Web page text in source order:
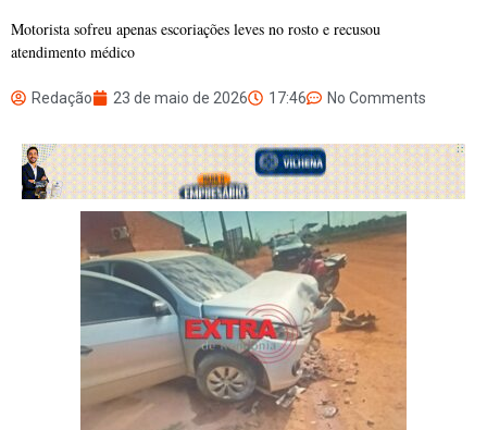
Motorista sofreu apenas escoriações leves no rosto e recusou
atendimento médico
Redação 23 de maio de 2026 17:46 No Comments